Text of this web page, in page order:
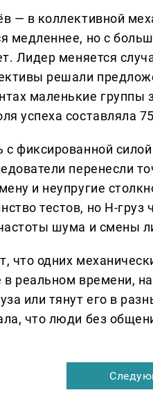
— в коллективной
медленнее, но с
Лидер меняется
решали
маленькие группы
успеха составляла
с фиксированной
перенесли
и неупругие
тестов, но H-
шума и смены
что одних
в реальном времени,
или тянут его в
что люди без